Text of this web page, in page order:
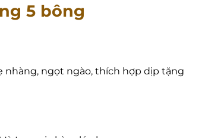
5 bông
ngọt ngào, thích hợp dịp tặng